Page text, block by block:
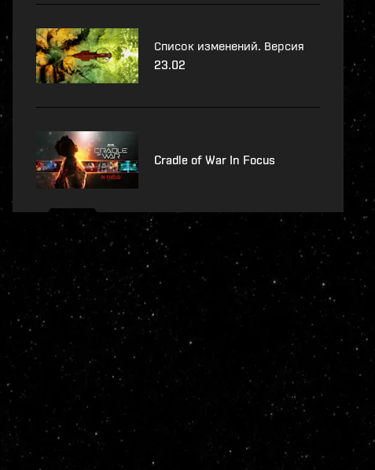
Список изменений. Версия
23.02
Cradle of War In Focus